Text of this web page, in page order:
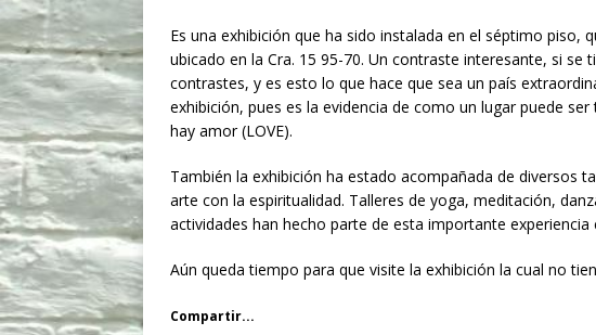
Es una exhibición que ha sido instalada en el séptimo piso,
ubicado en la Cra. 15 95-70. Un contraste interesante, si se
contrastes, y es esto lo que hace que sea un país
exhibición, pues es la evidencia de como un lugar puede
hay amor (LOVE).
También la exhibición ha estado acompañada de diversos
arte con la espiritualidad. Talleres de yoga, meditación,
actividades han hecho parte de esta importante experiencia
Aún queda tiempo para que visite la exhibición la cual no
Compartir...